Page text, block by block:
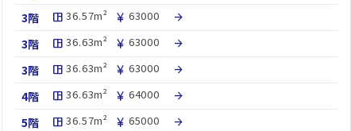
3階
space_dashboard 36.57m² currency_yen 63000
arrow_forward
3階
space_dashboard 36.63m² currency_yen 63000
arrow_forward
3階
space_dashboard 36.63m² currency_yen 63000
arrow_forward
4階
space_dashboard 36.63m² currency_yen 64000
arrow_forward
5階
space_dashboard 36.57m² currency_yen 65000
arrow_forward